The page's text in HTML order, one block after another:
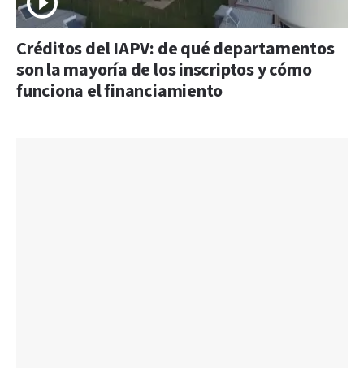
Créditos del IAPV: de qué departamentos
son la mayoría de los inscriptos y cómo
funciona el financiamiento